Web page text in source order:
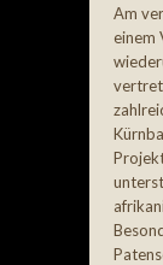
Am
einem